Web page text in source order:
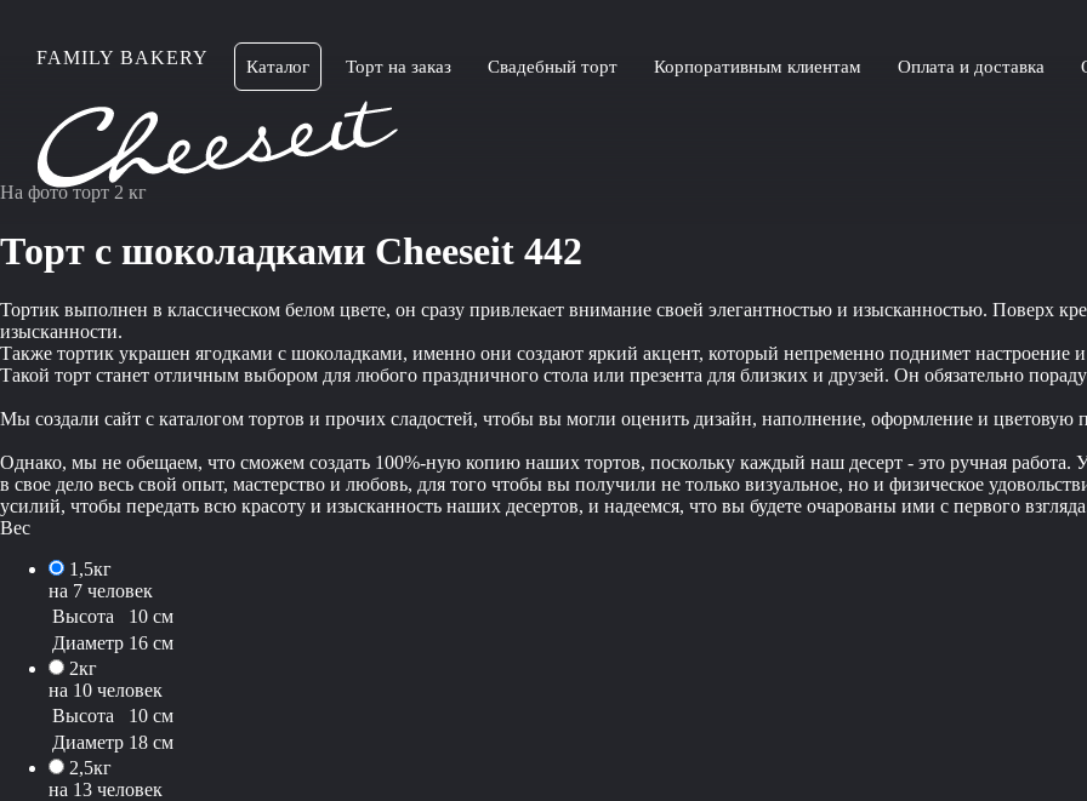
FAMILY BAKERY Каталог Торт на заказ Свадебный торт Корпоративным клиентам Оплата и доставка
На фото торт 2 кг
Торт с шоколадками Cheeseit 442
Тортик выполнен в классическом белом цвете, он сразу привлекает внимание своей элегантностью и изысканностью. Поверх
изысканности.
Также тортик украшен ягодками с шоколадками, именно они создают яркий акцент, который непременно поднимет настроение и
Такой торт станет отличным выбором для любого праздничного стола или презента для близких и друзей. Он обязательно
Мы создали сайт с каталогом тортов и прочих сладостей, чтобы вы могли оценить дизайн, наполнение, оформление и цветовую
Однако, мы не обещаем, что сможем создать 100%-ную копию наших тортов, поскольку каждый наш десерт - это ручная работа.
в свое дело весь свой опыт, мастерство и любовь, для того чтобы вы получили не только визуальное, но и физическое
усилий, чтобы передать всю красоту и изысканность наших десертов, и надеемся, что вы будете очарованы ими с первого
Вес
1,5кг
на 7 человек
Высота
10 см
Диаметр 16 см
2кг
на 10 человек
Высота
10 см
Диаметр 18 см
2,5кг
на 13 человек